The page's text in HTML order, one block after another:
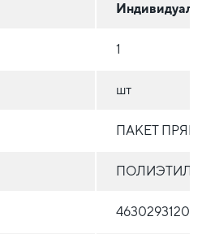
1
шт
ПАКЕТ